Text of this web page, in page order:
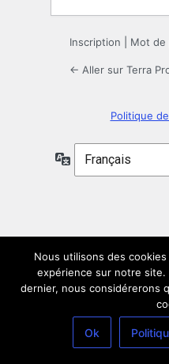
Inscription Mot de
← Aller sur Terra
Politique
Langue
Nous utilisons des
expérience sur notre site.
dernier, nous considérerons
Ok